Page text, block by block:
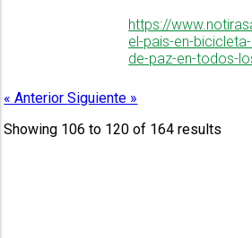
https://
el-pais-en-
de-paz-en-todos-
« AnteriorSiguiente »
Showing 106 to 120 of 164 results